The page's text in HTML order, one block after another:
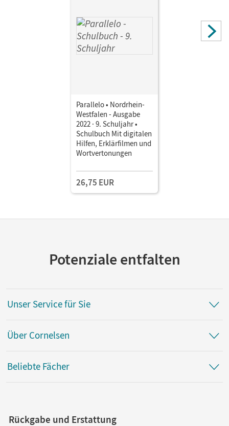
Parallelo • Nordrhein-
Westfalen - Ausgabe
2022 · 9. Schuljahr •
Schulbuch Mit digitalen
Hilfen, Erklärfilmen und
Wortvertonungen
26,75 EUR
Potenziale entfalten
Unser Service für Sie
Über Cornelsen
Beliebte Fächer
Rückgabe und Erstattung